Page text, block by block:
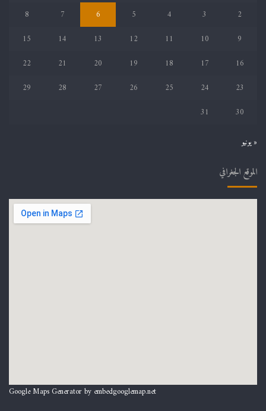
2
3
4
5
6
7
8
9
10
11
12
13
14
15
16
17
18
19
20
21
22
23
24
25
26
27
28
29
30
31
« يونيو
الموقع الجغرافي
Google Maps Generator by embedgooglemap.net